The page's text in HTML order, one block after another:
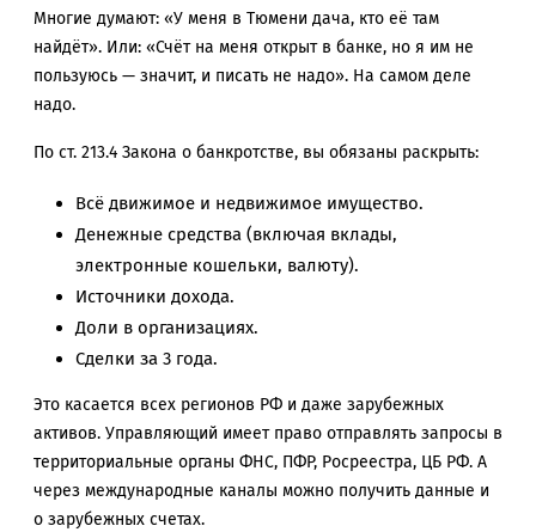
Многие думают: «У меня в Тюмени дача, кто её там
найдёт». Или: «Счёт на меня открыт в банке, но я им не
пользуюсь — значит, и писать не надо». На самом деле
надо.
По ст. 213.4 Закона о банкротстве, вы обязаны раскрыть:
Всё движимое и недвижимое имущество.
Денежные средства (включая вклады,
электронные кошельки, валюту).
Источники дохода.
Доли в организациях.
Сделки за 3 года.
Это касается всех регионов РФ и даже зарубежных
активов. Управляющий имеет право отправлять запросы в
территориальные органы ФНС, ПФР, Росреестра, ЦБ РФ. А
через международные каналы можно получить данные и
о зарубежных счетах.